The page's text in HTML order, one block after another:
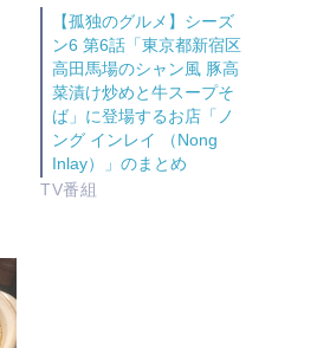
【孤独のグルメ】シーズ
ン6 第6話「東京都新宿区
高田馬場のシャン風 豚高
菜漬け炒めと牛スープそ
ば」に登場するお店「ノ
ング インレイ （Nong
Inlay）」のまとめ
TV番組